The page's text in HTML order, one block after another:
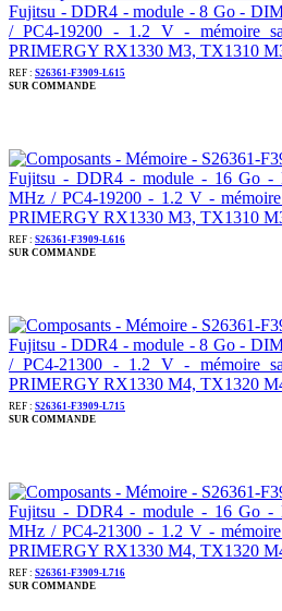
Fujitsu - DDR4 - module - 8 Go -
/ PC4-19200 - 1.2 V - mémoire
PRIMERGY RX1330 M3, TX1310
REF : S26361-F3909-L615
SUR COMMANDE
Fujitsu - DDR4 - module - 16 Go -
MHz / PC4-19200 - 1.2 V -
PRIMERGY RX1330 M3, TX1310
REF : S26361-F3909-L616
SUR COMMANDE
Fujitsu - DDR4 - module - 8 Go -
/ PC4-21300 - 1.2 V - mémoire
PRIMERGY RX1330 M4, TX1320
REF : S26361-F3909-L715
SUR COMMANDE
Fujitsu - DDR4 - module - 16 Go -
MHz / PC4-21300 - 1.2 V -
PRIMERGY RX1330 M4, TX1320
REF : S26361-F3909-L716
SUR COMMANDE